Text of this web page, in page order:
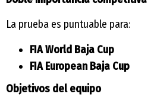
La prueba es puntuable para:
FIA World Baja Cup
FIA European Baja Cup
Objetivos del equipo